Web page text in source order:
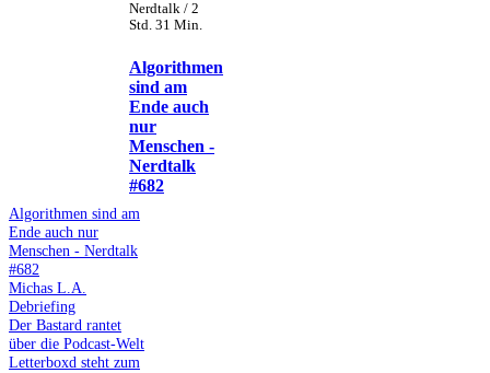
Nerdtalk / 2
Std. 31 Min.
Algorithmen
sind am
Ende auch
nur
Menschen -
Nerdtalk
#682
Algorithmen sind am
Ende auch nur
Menschen - Nerdtalk
#682
Michas L.A.
Debriefing
Der Bastard rantet
über die Podcast-Welt
Letterboxd steht zum